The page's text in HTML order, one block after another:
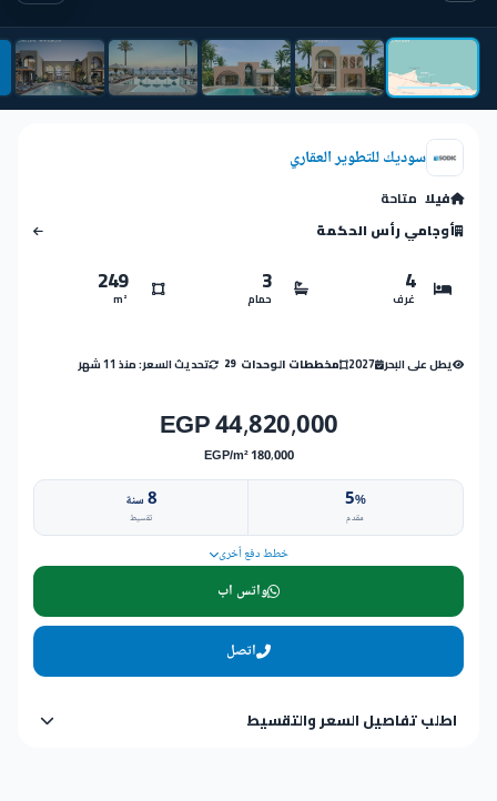
سوديك للتطوير العقاري
فيلا متاحة
أوجامي رأس الحكمة
4
غرف
3
حمام
249
m²
يطل على البحر 2027 مخططات الوحدات 29 تحديث السعر: منذ 11 شهر
44,820,000 EGP
180,000 EGP/m²
5%
مقدم
8سنة
تقسيط
خطط دفع أخرى
واتس اب
اتصل
اطلب تفاصيل السعر والتقسيط